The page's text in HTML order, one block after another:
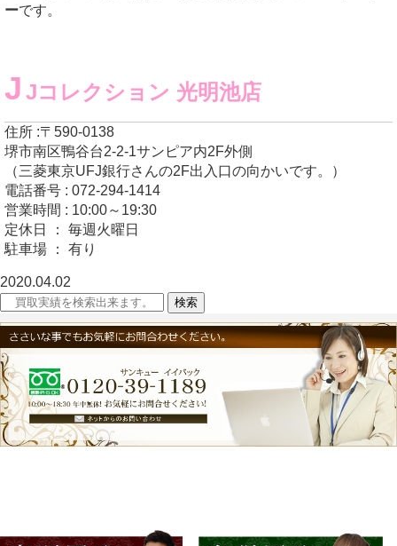
ーです。
J Jコレクション 光明池店
住所 :〒590-0138
堺市南区鴨谷台2-2-1サンピア内2F外側
（三菱東京UFJ銀行さんの2F出入口の向かいです。）
電話番号 : 072-294-1414
営業時間 : 10:00～19:30
定休日 ： 毎週火曜日
駐車場 ： 有り
2020.04.02